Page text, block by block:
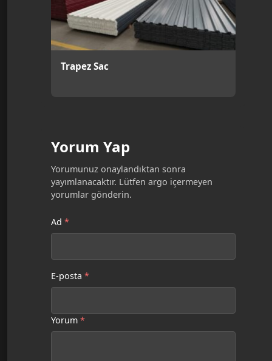
Trapez Sac
Yorum Yap
Yorumunuz onaylandıktan sonra
yayımlanacaktır. Lütfen argo içermeyen
yorumlar gönderin.
Ad *
E-posta *
Yorum *